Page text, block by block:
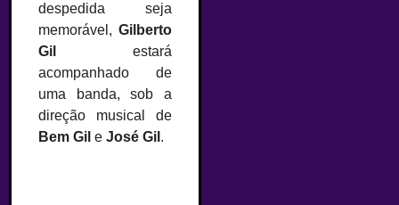
despedida seja
memorável, Gilberto
Gil
estará
acompanhado de
uma banda, sob a
direção musical de
Bem Gil e José Gil .